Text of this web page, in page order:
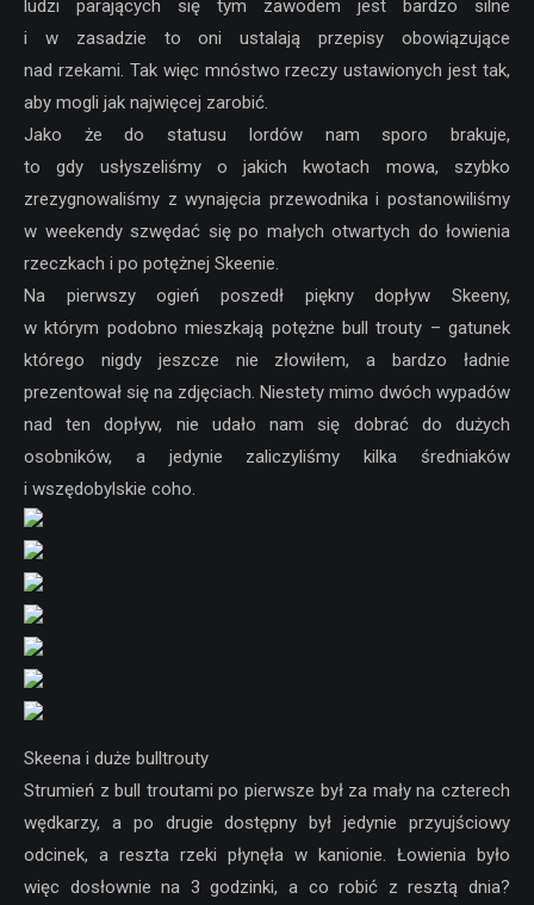
ludzi parających się tym zawodem jest bardzo silne
i w zasadzie to oni ustalają przepisy obowiązujące
nad rzekami. Tak więc mnóstwo rzeczy ustawionych jest tak,
aby mogli jak najwięcej zarobić.
Jako że do statusu lordów nam sporo brakuje,
to gdy usłyszeliśmy o jakich kwotach mowa, szybko
zrezygnowaliśmy z wynajęcia przewodnika i postanowiliśmy
w weekendy szwędać się po małych otwartych do łowienia
rzeczkach i po potężnej Skeenie.
Na pierwszy ogień poszedł piękny dopływ Skeeny,
w którym podobno mieszkają potężne bull trouty – gatunek
którego nigdy jeszcze nie złowiłem, a bardzo ładnie
prezentował się na zdjęciach. Niestety mimo dwóch wypadów
nad ten dopływ, nie udało nam się dobrać do dużych
osobników, a jedynie zaliczyliśmy kilka średniaków
i wszędobylskie coho.
Skeena i duże bulltrouty
Strumień z bull troutami po pierwsze był za mały na czterech
wędkarzy, a po drugie dostępny był jedynie przyujściowy
odcinek, a reszta rzeki płynęła w kanionie. Łowienia było
więc dosłownie na 3 godzinki, a co robić z resztą dnia?